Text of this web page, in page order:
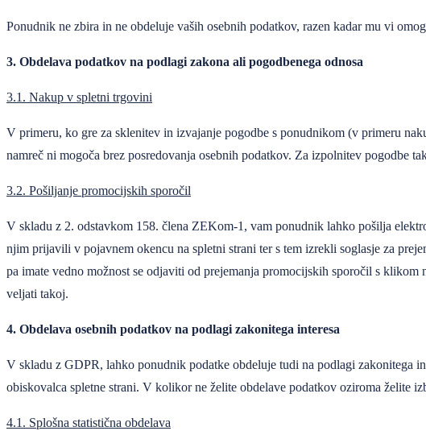
Ponudnik ne zbira in ne obdeluje vaših osebnih podatkov, razen kadar mu vi
3. Obdelava podatkov na podlagi zakona ali pogodbenega odnosa
3.1. Nakup v spletni trgovini
V primeru, ko gre za sklenitev in izvajanje pogodbe s ponudnikom (v primeru
namreč ni mogoča brez posredovanja osebnih podatkov. Za izpolnitev pogodbe
3.2. Pošiljanje promocijskih sporočil
V skladu z 2. odstavkom 158. člena ZEKom-1, vam ponudnik lahko pošilja
njim prijavili v pojavnem okencu na spletni strani ter s tem izrekli soglasje za
pa imate vedno možnost se odjaviti od prejemanja promocijskih sporočil s
veljati takoj.
4. Obdelava osebnih podatkov na podlagi zakonitega interesa
V skladu z GDPR, lahko ponudnik podatke obdeluje tudi na podlagi zakonitega
obiskovalca spletne strani. V kolikor ne želite obdelave podatkov oziroma želite
4.1. Splošna statistična obdelava